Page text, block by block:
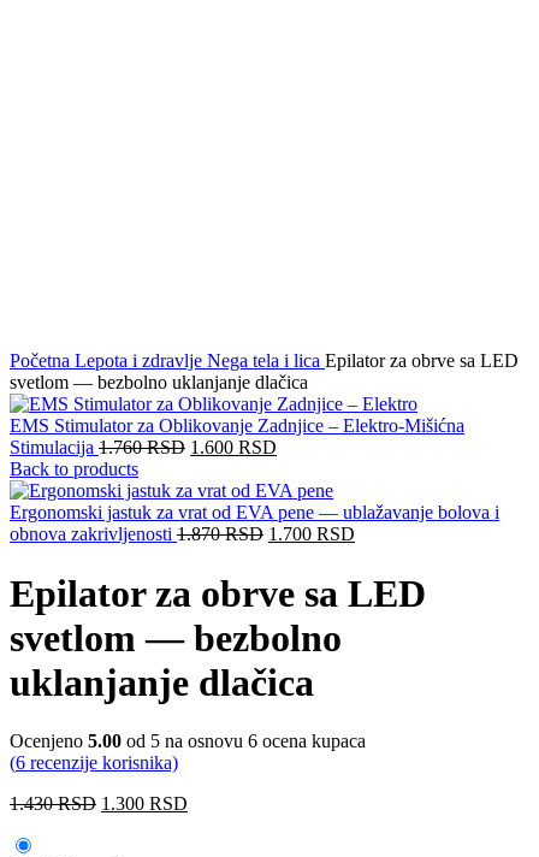
Početna Lepota i zdravlje Nega tela i lica Epilator za obrve sa LED
svetlom — bezbolno uklanjanje dlačica
EMS Stimulator za Oblikovanje Zadnjice – Elektro-Mišićna
Stimulacija 1.760RSD 1.600 RSD
Back to products
Ergonomski jastuk za vrat od EVA pene — ublažavanje bolova i
obnova zakrivljenosti 1.870RSD 1.700 RSD
Epilator za obrve sa LED
svetlom — bezbolno
uklanjanje dlačica
Ocenjeno 5.00 od 5 na osnovu 6 ocena kupaca
(6 recenzije korisnika)
1.430RSD 1.300 RSD